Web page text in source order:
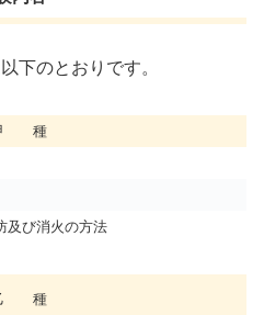
下のとおりです。
種
及び消火の方法
種